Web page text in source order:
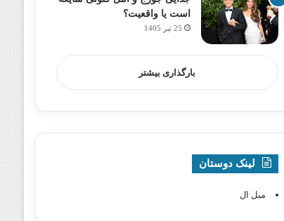
است یا واقعیت؟
25 تیر 1405
بارگذاری بیشتر
لینک دوستان
مبل ال